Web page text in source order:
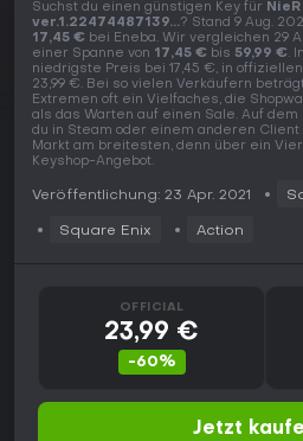
Suchst du einen günstigen Key für
ver.1.22474487139...? Stand 9 Aug.
17,45 € bei Eneba. Wir vergleichen 29
einer Spanne von 17,45 € bis 59,99 €.
niedrigste Preis bei 17,45 €, in
23,99 €. Bei so vielen Verkäufern
Extremen oft ein Vielfaches, die
als das Warten auf einen Sale. Auf dem
du in Steam oder einem anderen
Markt am breitesten, denn über ein
Keyshop-Angebot.
Veröffentlichung: 23 Apr. 2021
Square Enix Action
OFFICIAL
23,99 €
-60%
Jetzt